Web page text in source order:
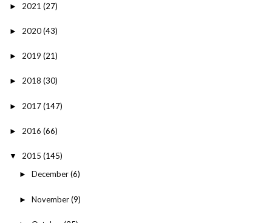
► 2021 (27)
► 2020(43)
► 2019 (21)
► 2018 (30)
► 2017(147)
► 2016 (66)
▼ 2015 (145)
► December(6)
► November(9)